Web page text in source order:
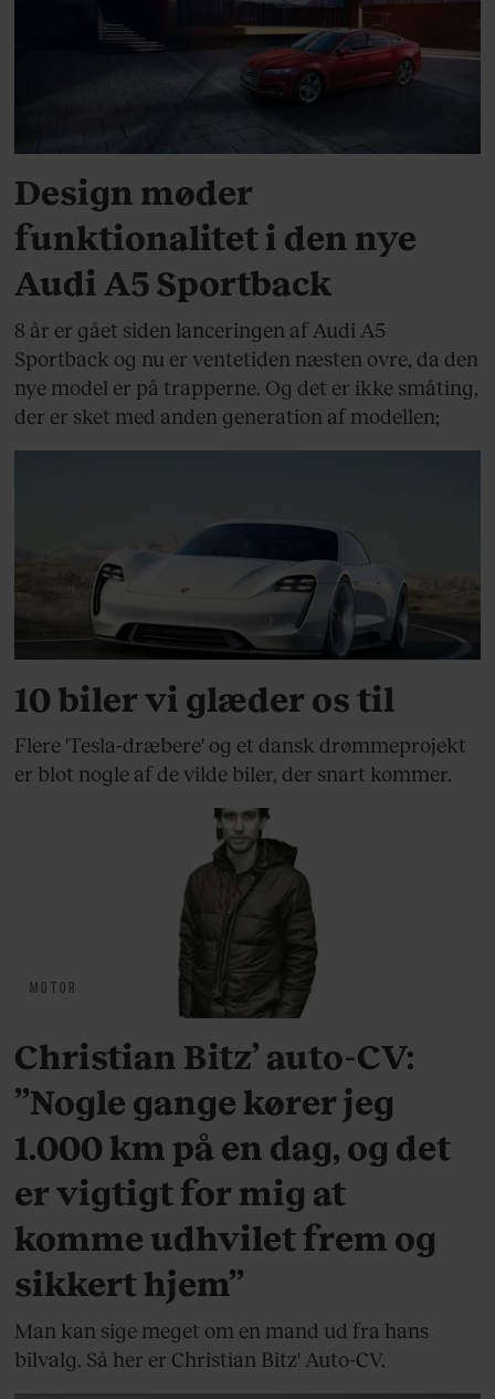
Design møder
funktionalitet i den nye
Audi A5 Sportback
8 år er gået siden lanceringen af Audi A5
Sportback og nu er ventetiden næsten ovre, da den
nye model er på trapperne. Og det er ikke småting,
der er sket med anden generation af modellen;
10 biler vi glæder os til
Flere 'Tesla-dræbere' og et dansk drømmeprojekt
er blot nogle af de vilde biler, der snart kommer.
MOTOR
Christian Bitz’ auto-CV:
”Nogle gange kører jeg
1.000 km på en dag, og det
er vigtigt for mig at
komme udhvilet frem og
sikkert hjem”
Man kan sige meget om en mand ud fra hans
bilvalg. Så her er Christian Bitz' Auto-CV.